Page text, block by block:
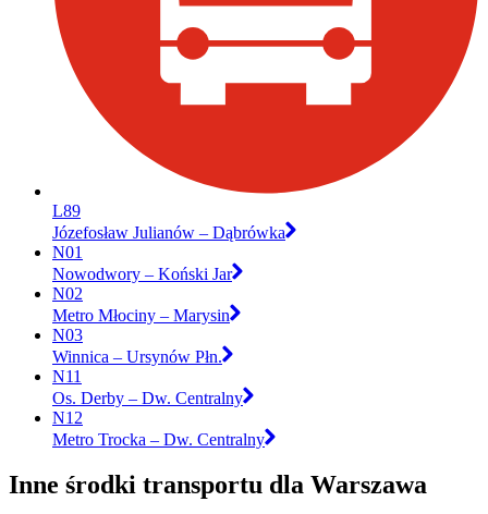
L89
Józefosław Julianów – Dąbrówka
N01
Nowodwory – Koński Jar
N02
Metro Młociny – Marysin
N03
Winnica – Ursynów Płn.
N11
Os. Derby – Dw. Centralny
N12
Metro Trocka – Dw. Centralny
Inne środki transportu dla Warszawa